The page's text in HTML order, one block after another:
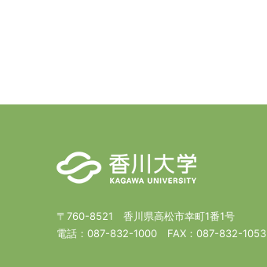
〒760-8521 香川県高松市幸町1番1号
電話： 087-832-1000 FAX： 087-832-1053